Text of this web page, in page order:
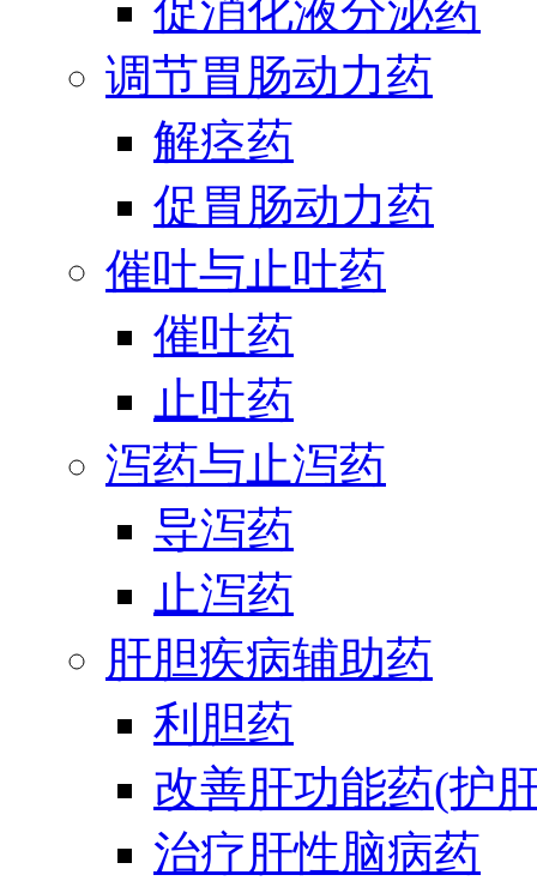
促消化液分泌药
调节胃肠动力药
解痉药
促胃肠动力药
催吐与止吐药
催吐药
止吐药
泻药与止泻药
导泻药
止泻药
肝胆疾病辅助药
利胆药
改善肝功能药(护
治疗肝性脑病药